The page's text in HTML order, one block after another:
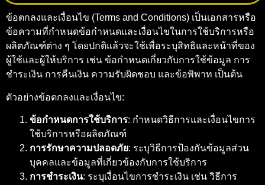
ข้อตกลงและเงื่อนไข (Terms and Conditions) เป็นเอกสารหรือ
ข้อความที่กำหนดข้อกำหนดและเงื่อนไขในการใช้บริการหรือ
ผลิตภัณฑ์ต่าง ๆ โดยปกติแล้วจะใช้เพื่อระบุสิทธิและหน้าที่ของ
ผู้ใช้และผู้ให้บริการ เช่น ข้อกำหนดเกี่ยวกับการใช้ข้อมูล การ
ชำระเงิน การคืนเงิน ความรับผิดชอบ และข้อพิพาท เป็นต้น
ตัวอย่างข้อตกลงและเงื่อนไข:
ข้อกำหนดการใช้บริการ: กำหนดวิธีการและเงื่อนไขการ
ใช้บริการหรือผลิตภัณฑ์
การรักษาความปลอดภัย: ระบุวิธีการป้องกันข้อมูลส่วน
บุคคลและข้อมูลที่เกี่ยวข้องกับการใช้บริการ
การชำระเงิน: ระบุเงื่อนไขการชำระเงิน เช่น วิธีการ